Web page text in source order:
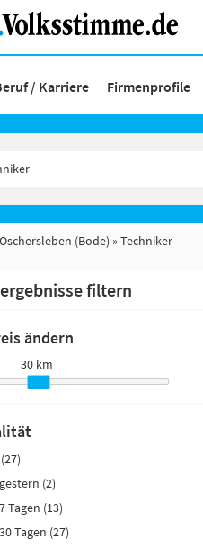
/ Karriere Firmenprofile
Oschersleben (Bode) Techniker
filtern
ändern
30 km
(2)
Tagen (13)
Tagen (27)